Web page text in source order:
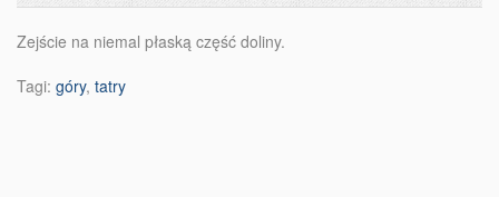
Zejście na niemal płaską część doliny.
Tagi: góry, tatry